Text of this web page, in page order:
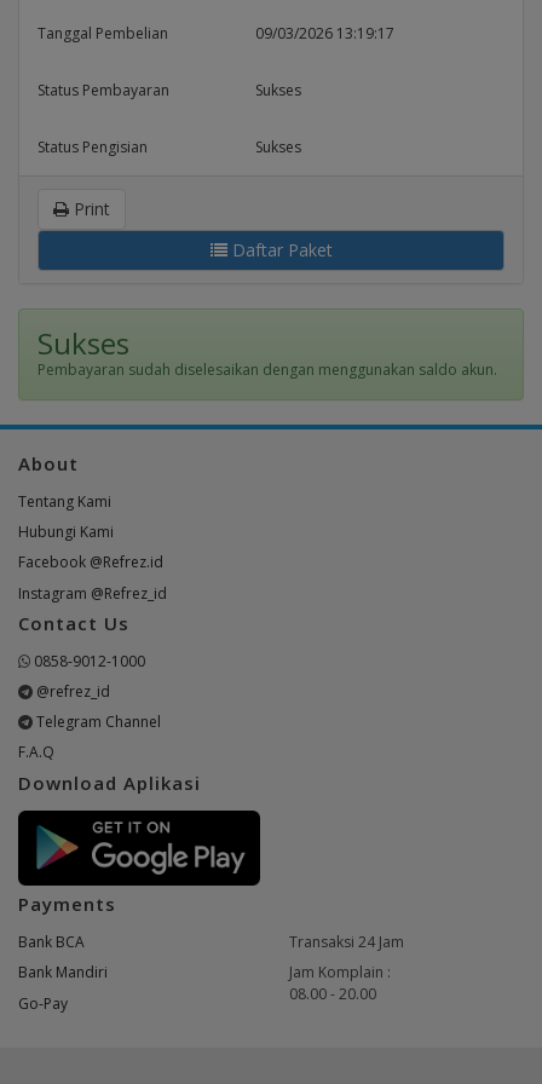
Tanggal Pembelian 09/03/2026 13:19:17
Status Pembayaran Sukses
Status Pengisian Sukses
Print
Daftar Paket
Sukses
Pembayaran sudah diselesaikan dengan menggunakan saldo akun.
About
Tentang Kami
Hubungi Kami
Facebook @Refrez.id
Instagram @Refrez_id
Contact Us
0858-9012-1000
@refrez_id
Telegram Channel
F.A.Q
Download Aplikasi
Payments
Bank BCA
Bank Mandiri
Go-Pay
Transaksi 24 Jam
Jam Komplain :
08.00 - 20.00